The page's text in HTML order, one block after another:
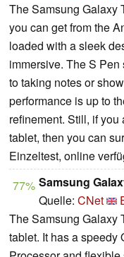
The Samsung Galaxy
you can get from the
loaded with a sleek
immersive. The S
to taking notes or
performance is up to
refinement. Still, if
tablet, then you can
Einzeltest, online
77% Samsung
Quelle: CNet
The Samsung Galaxy
tablet. It has a speedy